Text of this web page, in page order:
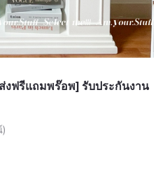
งฟรีแถมพร๊อพ] รับประกันงาน